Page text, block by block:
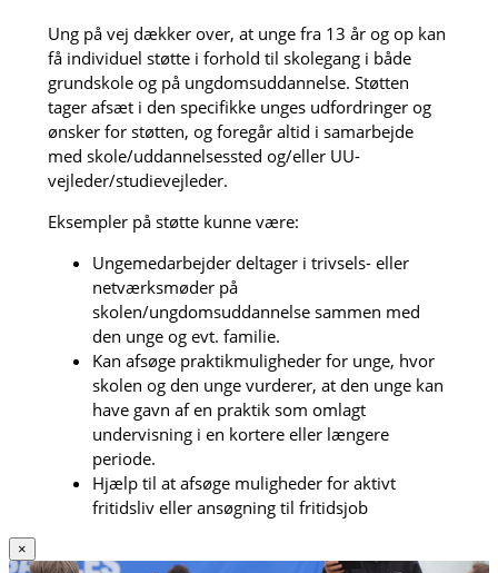
Ung på vej dækker over, at unge fra 13 år og op kan
få individuel støtte i forhold til skolegang i både
grundskole og på ungdomsuddannelse. Støtten
tager afsæt i den specifikke unges udfordringer og
ønsker for støtten, og foregår altid i samarbejde
med skole/uddannelsessted og/eller UU-
vejleder/studievejleder.
Eksempler på støtte kunne være:
Ungemedarbejder deltager i trivsels- eller
netværksmøder på
skolen/ungdomsuddannelse sammen med
den unge og evt. familie.
Kan afsøge praktikmuligheder for unge, hvor
skolen og den unge vurderer, at den unge kan
have gavn af en praktik som omlagt
undervisning i en kortere eller længere
periode.
Hjælp til at afsøge muligheder for aktivt
fritidsliv eller ansøgning til fritidsjob
×